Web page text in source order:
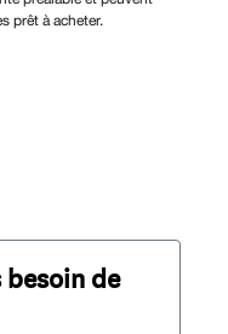
prêt à acheter.
de